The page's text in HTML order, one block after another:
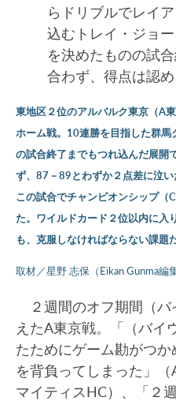
らドリブルでレイ
込むトレイ・ジョ
を決めたものの試
合わず、得点は認
東地区２位のアルバルク東京（A
ホーム戦。10連勝を目指した群
の試合終了までもつれ込んだ展開
ず、87－89とわずか２点差に泣い
この試合でチャンピオンシップ（
た。ワイルドカード２位以内に入
も、克服しなければならない課題だ
取材／星野 志保（Eikan Gunma編
２週間のオフ期間（バ
えたA東京戦。「（バイ
たためにゲーム勘がつ
を背負ってしまった」
マイティスHC）、「２